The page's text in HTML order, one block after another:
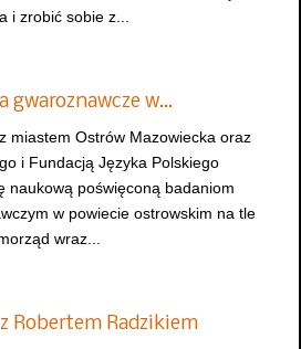
i zrobić sobie z...
gwaroznawcze w…
miastem Ostrów Mazowiecka oraz
i Fundacją Języka Polskiego
naukową poświęconą badaniom
w powiecie ostrowskim na tle
wraz...
Robertem Radzikiem